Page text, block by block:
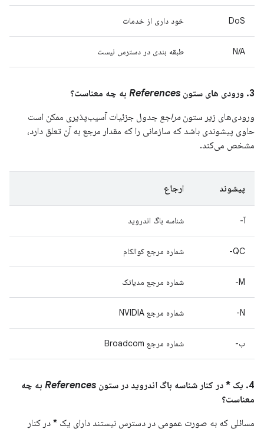
DoS خود داری از خدمات
N/A طبقه بندی در دسترس نیست
3. ورودی های ستون References به چه معناست؟
ورودی‌های زیر ستون مراجع جدول جزئیات آسیب‌پذیری ممکن است
حاوی پیشوندی باشد که سازمانی را که مقدار مرجع به آن تعلق دارد،
مشخص می‌کند.
پیشوند ارجاع
آ- شناسه باگ اندروید
QC- شماره مرجع کوالکام
M- شماره مرجع مدیاتک
N- شماره مرجع NVIDIA
ب- شماره مرجع Broadcom
4. یک * در کنار شناسه باگ اندروید در ستون References به چه
معناست؟
مسائلی که به صورت عمومی در دسترس نیستند دارای یک * در کنار